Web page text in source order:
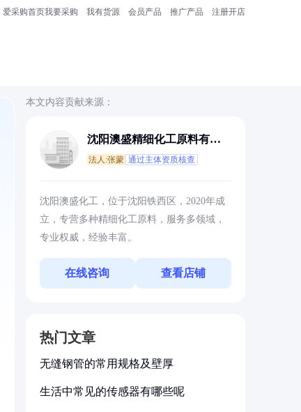
爱采购首页我要采购 我有货源 会员产品 推广产品 注册开店
本文内容贡献来源：
沈阳澳盛精细化工原料有限
法人:张蒙 通过主体资质核查
沈阳澳盛化工，位于沈阳铁西区，2020年成
立，专营多种精细化工原料，服务多领域，
专业权威，经验丰富。
在线咨询 查看店铺
热门文章
无缝钢管的常用规格及壁厚
生活中常见的传感器有哪些呢